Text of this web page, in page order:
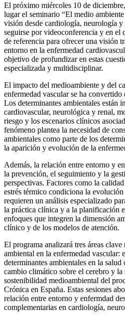
El próximo miércoles 10 de
lugar el seminario “El medio
visión desde cardiología, neurología
seguirse por videoconferencia y en el
de referencia para ofrecer una visión
entorno en la enfermedad
objetivo de profundizar en estas
especializada y multidisciplinar.
El impacto del medioambiente y del
enfermedad vascular se ha
Los determinantes ambientales están
cardiovascular, neurológica y renal,
riesgo y los escenarios clínicos
fenómeno plantea la necesidad de
ambientales como parte de los
la aparición y evolución de la
Además, la relación entre entorno y
la prevención, el seguimiento y la
perspectivas. Factores como la
estrés térmico condiciona la
requieren un análisis especializado
la práctica clínica y a la planificación
enfoques que integren la dimensión
clínico y de los modelos de atención.
El programa analizará tres áreas
ambiental en la enfermedad vascular:
determinantes ambientales en la
cambio climático sobre el cerebro y
sostenibilidad medioambiental del
Crónica en España. Estas sesiones
relación entre entorno y enfermdad
complementarias en cardiología,